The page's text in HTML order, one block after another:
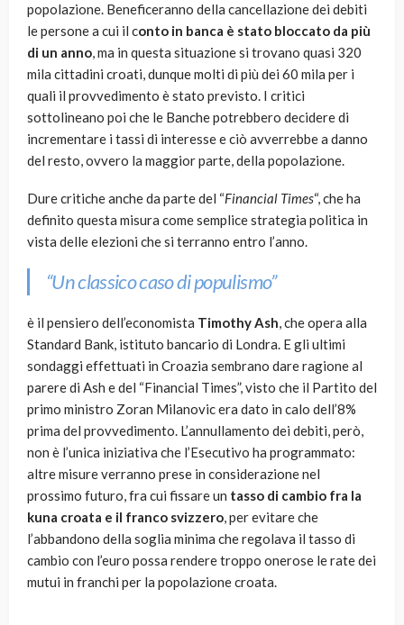
popolazione. Beneficeranno della cancellazione dei debiti
le persone a cui il conto in banca è stato bloccato da più
di un anno, ma in questa situazione si trovano quasi 320
mila cittadini croati, dunque molti di più dei 60 mila per i
quali il provvedimento è stato previsto. I critici
sottolineano poi che le Banche potrebbero decidere di
incrementare i tassi di interesse e ciò avverrebbe a danno
del resto, ovvero la maggior parte, della popolazione.
Dure critiche anche da parte del “Financial Times“, che ha
definito questa misura come semplice strategia politica in
vista delle elezioni che si terranno entro l’anno.
“Un classico caso di populismo”
è il pensiero dell’economista Timothy Ash, che opera alla
Standard Bank, istituto bancario di Londra. E gli ultimi
sondaggi effettuati in Croazia sembrano dare ragione al
parere di Ash e del “Financial Times”, visto che il Partito del
primo ministro Zoran Milanovic era dato in calo dell’8%
prima del provvedimento. L’annullamento dei debiti, però,
non è l’unica iniziativa che l’Esecutivo ha programmato:
altre misure verranno prese in considerazione nel
prossimo futuro, fra cui fissare un tasso di cambio fra la
kuna croata e il franco svizzero, per evitare che
l’abbandono della soglia minima che regolava il tasso di
cambio con l’euro possa rendere troppo onerose le rate dei
mutui in franchi per la popolazione croata.